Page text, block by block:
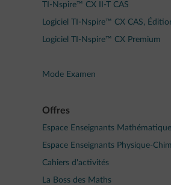
TI-Nspire™ CX II-T CAS
Logiciel TI-Nspire™ CX CAS,
Logiciel TI-Nspire™ CX Premium
Mode Examen
Offres
Espace Enseignants
Espace Enseignants Physique-
Cahiers d'activités
La Boss des Maths